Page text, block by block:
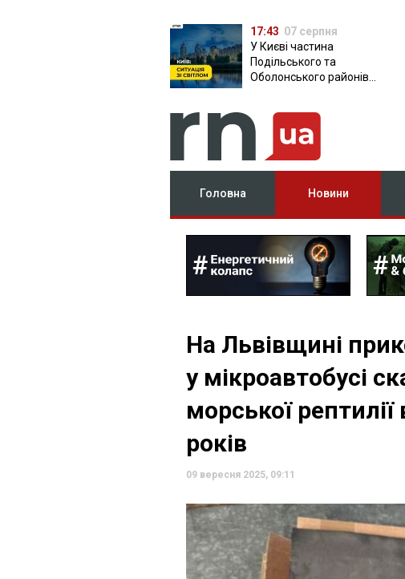
17:43 07 серпня
У Києві частина
Подільського та
Оболонського районів
Головна Новини
На Львівщині
у мікроавтобусі
морської
років
09 вересня 2025, 09:11